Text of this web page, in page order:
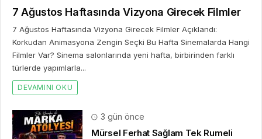
7 Ağustos Haftasında Vizyona Girecek Filmler
7 Ağustos Haftasında Vizyona Girecek Filmler Açıklandı:
Korkudan Animasyona Zengin Seçki Bu Hafta Sinemalarda Hangi
Filmler Var? Sinema salonlarında yeni hafta, birbirinden farklı
türlerde yapımlarla...
DEVAMINI OKU
3 gün önce
Mürsel Ferhat Sağlam Tek Rumeli